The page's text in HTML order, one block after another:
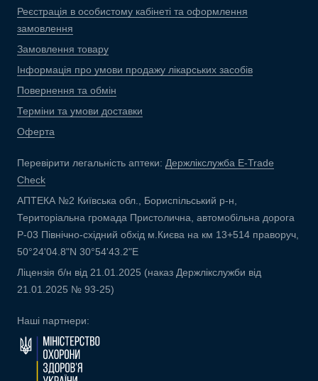
Реєстрація в особистому кабінеті та оформлення
замовлення
Замовлення товару
Інформація про умови продажу лікарських засобів
Повернення та обмін
Терміни та умови доставки
Оферта
Перевірити легальність аптеки: Держлікслужба E-Trade
Check
АПТЕКА №2 Київська обл., Бориспільський р-н,
Територіальна громада Пристолична, автомобільна дорога
Р-03 Північно-східний обхід м.Києва на км 13+514 праворуч,
50°24'04.8"N 30°54'43.2"E
Ліцензія б/н від 21.01.2025 (наказ Держлікслужби від
21.01.2025 № 93-25)
Наші партнери: